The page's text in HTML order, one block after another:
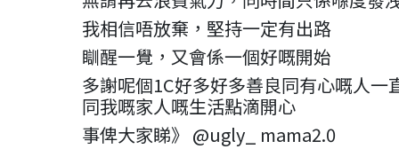
我相信唔放棄，堅持一定有出路
瞓醒一覺，又會係一個好嘅開始
多謝呢個1C好多好多善良同有心嘅人
同我嘅家人嘅生活點滴開心
事俾大家睇》 @ugly_ mama2.0